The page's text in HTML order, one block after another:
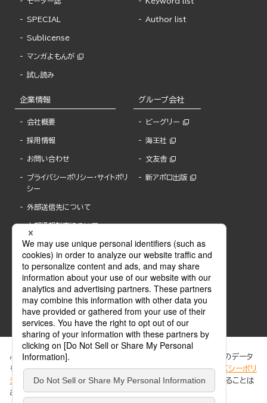
SPECIAL
Sublicense
マンガよもんが
試し読み
Author list
企業情報
会社概要
採用情報
お問い合わせ
プライバシーポリシー・サイトポリ
シー
外部送信先について
内部通報制度について
グループ会社
ビーグリー
海王社
文友舎
新アポロ出版
ABJマークは、この電子書店・電子書籍配信サービスが、著作権者からコンテンツ使用許諾を
得た正規版配信サービスであることを示す登録商標(登録番号 第6091713号)です。
ぶんか社が運営するサイトでは、利便性向上のためにCookie等のデータ
を使用しています。 当社のCookieについての詳細は、「プライバシーポリ
シー
」をご覧ください。当サイトでは、訪問者の個人情報を追跡することは
ありません。